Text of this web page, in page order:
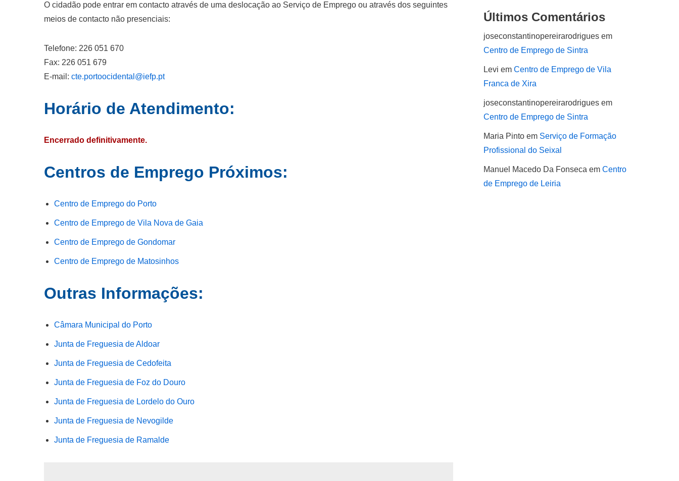
O cidadão pode entrar em contacto através de uma deslocação ao Serviço de Emprego ou através dos seguintes
meios de contacto não presenciais:
Telefone: 226 051 670
Fax: 226 051 679
E-mail: cte.portoocidental@iefp.pt
Horário de Atendimento:
Encerrado definitivamente.
Centros de Emprego Próximos:
Centro de Emprego do Porto
Centro de Emprego de Vila Nova de Gaia
Centro de Emprego de Gondomar
Centro de Emprego de Matosinhos
Outras Informações:
Câmara Municipal do Porto
Junta de Freguesia de Aldoar
Junta de Freguesia de Cedofeita
Junta de Freguesia de Foz do Douro
Junta de Freguesia de Lordelo do Ouro
Junta de Freguesia de Nevogilde
Junta de Freguesia de Ramalde
Últimos Comentários
joseconstantinopereirarodrigues em
Centro de Emprego de Sintra
Levi em Centro de Emprego de Vila
Franca de Xira
joseconstantinopereirarodrigues em
Centro de Emprego de Sintra
Maria Pinto em Serviço de Formação
Profissional do Seixal
Manuel Macedo Da Fonseca em Centro
de Emprego de Leiria